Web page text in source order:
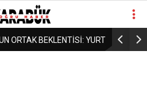
BORDROYA “SAHTE” DEDİLER,